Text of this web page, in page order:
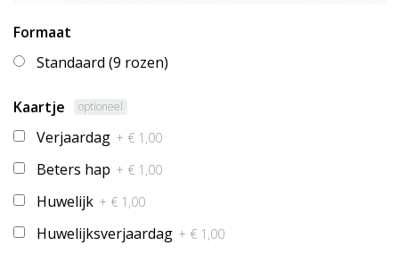
Formaat
Standaard (9 rozen)
Kaartje optioneel
Verjaardag + € 1,00
Beters hap + € 1,00
Huwelijk + € 1,00
Huwelijksverjaardag + € 1,00